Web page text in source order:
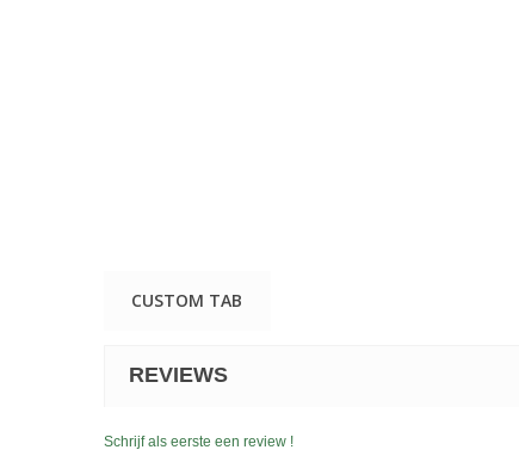
CUSTOM TAB
REVIEWS
Schrijf als eerste een review !